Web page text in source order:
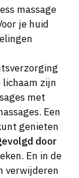
massage
je huid
lichaam zijn
met
Een
genieten
door
En in de
verwijderen